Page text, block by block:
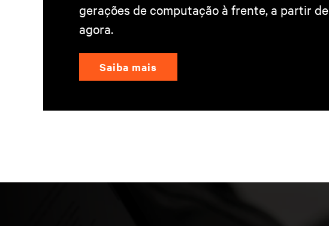
gerações de computação à frente, a partir de
agora.
Saiba mais